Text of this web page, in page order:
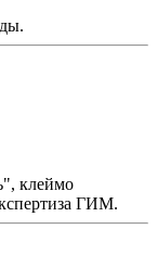
клеймо
ГИМ.